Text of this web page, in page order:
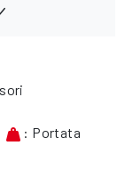
: Portata